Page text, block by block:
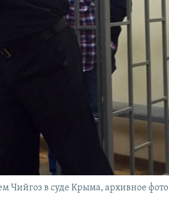
Чийгоз в суде Крыма, архивное фото